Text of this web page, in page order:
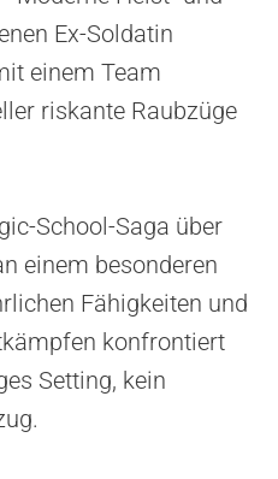
Ex-Soldatin
einem Team
riskante Raubzüge
School-Saga über
einem besonderen
Fähigkeiten und
konfrontiert
Setting, kein